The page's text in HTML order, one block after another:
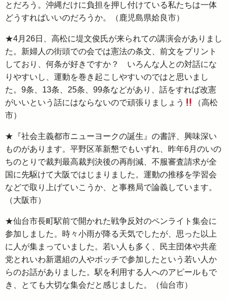
とだろう。沖縄だけに負担を押し付けている私たちは一体
どうすればいいのだろうか。（鹿児島県姶良市）
★4月26日、高松に堤文俊氏が来られての講演会がありまし
た。新婦人の街頭での会では憲法の条文、前文をプリント
しており、何条が好きですか？ いろんな人との対話にな
りやすいし、運動を巻き起こしやすいのではと思いまし
た。9条、13条、25条、99条などがあり、話をすれば改憲
がいいという話にはならないので頑張りましょう
（高松
市）
★『社会主義都市ニューヨークの誕生』の書評、興味深い
ものがあります。平野区革新懇でもいずれ、昨年6月のいの
ちのとりで裁判最高裁判決後の再削減、不服審査請求が全
国に先駆けて大阪ではじまりました。運動の推移を学習会
などで取り上げていこうか、と事務局で論義しています。
（大阪市）
★仙台市長町駅前で開かれた戦争反対のペンライト集会に
参加しました。時々小雨が降る天気でしたが、思った以上
に人が集まっていました。若い人も多く、民主団体や共産
党とれいわ新選組の人やボッチで参加したという若い人か
らのお話がありました。駅を利用する人へのアピールもで
き、とても大切な集会だと感じました。（仙台市）